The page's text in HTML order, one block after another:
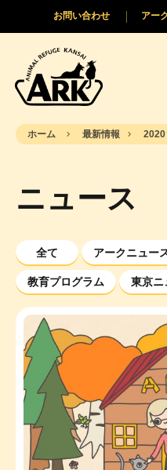
アー
お問い合わせ
ホーム 最新情報 2020
ニュース
全て アークニュー
教育プログラム 東京ニ